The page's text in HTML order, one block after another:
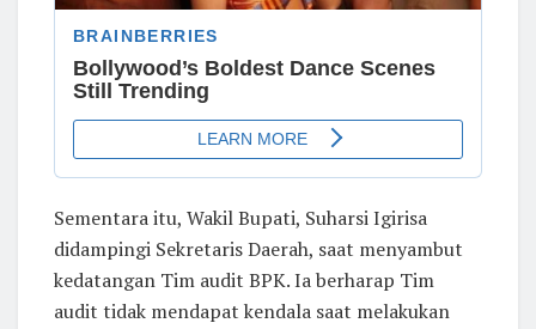
Sementara itu, Wakil Bupati, Suharsi Igirisa
didampingi Sekretaris Daerah, saat menyambut
kedatangan Tim audit BPK. Ia berharap Tim
audit tidak mendapat kendala saat melakukan